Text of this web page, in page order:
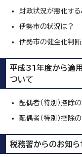
財政状況が悪化する
伊勢市の状況は？
伊勢市の健全化判断
平成31年度から適
ついて
配偶者（特別）控除
配偶者（特別）控除
税務署からのお知ら